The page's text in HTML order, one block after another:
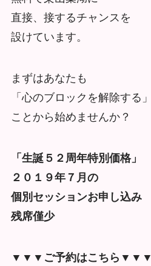
直接、接するチャンスを
設けています。
まずはあなたも
「心のブロックを解除する」
ことから始めませんか？
「生誕５２周年特別価格」
２０１９年７月の
個別セッションお申し込み
残席僅少
▼▼▼ご予約はこちら▼▼▼